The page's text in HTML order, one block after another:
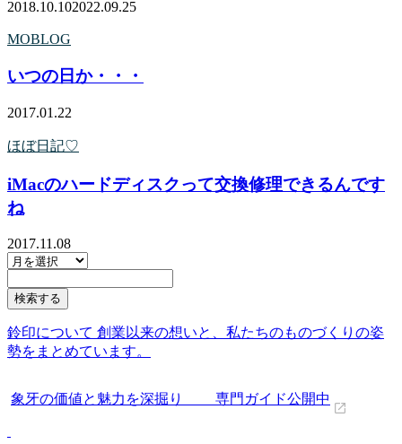
2018.10.102022.09.25
MOBLOG
いつの日か・・・
2017.01.22
ほぼ日記♡
iMacのハードディスクって交換修理できるんです
ね
2017.11.08
鈴印について 創業以来の想いと、私たちのものづくりの姿
勢をまとめています。
象牙の価値と魅力を深掘り 専門ガイド公開中